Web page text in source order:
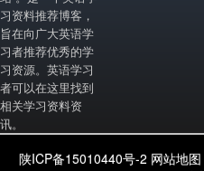
习资料推荐博客，
旨在向广大英语学
习者推荐优秀的学
习资源。英语学习
者可以在这里找到
相关学习资料资
讯。
陕ICP备15010440号-2 网站地图